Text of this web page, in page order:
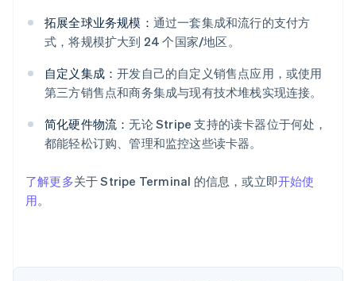
拓展全球业务规模： 通过一套集成和流行的支付方
式，将规模扩大到 24 个国家/地区。
自定义集成：开发自己的自定义销售点应用，或使用
第三方销售点和商务集成与现有技术堆栈实现连接。
简化硬件物流：无论 Stripe 支持的读卡器位于何处，
都能轻松订购、管理和监控这些读卡器。
了解更多关于 Stripe Terminal 的信息，或立即开始使
用。
阿联酋
English
English
爱沙尼亚
English
奥地利
Deutsch English
澳大利亚
巴西